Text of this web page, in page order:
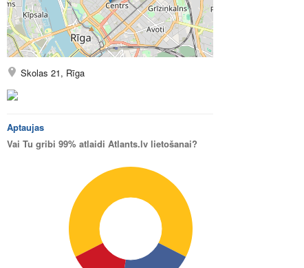
Skolas 21, Rīga
Aptaujas
Vai Tu gribi 99% atlaidi Atlants.lv lietošanai?